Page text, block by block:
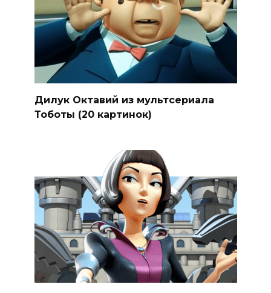
Дилук Октавий из мультсериала
Тоботы (20 картинок)